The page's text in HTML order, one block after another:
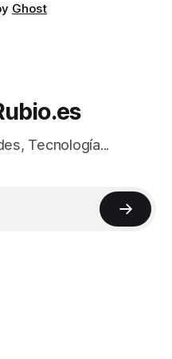
Ghost
Tecnología...